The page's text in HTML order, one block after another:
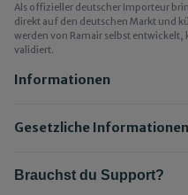
Als offizieller deutscher Importeur
direkt auf den deutschen Markt und
werden von Ramair selbst
validiert.
Informationen
Gesetzliche Informationen
Brauchst du Support?